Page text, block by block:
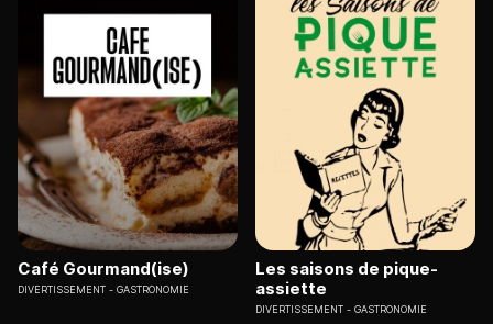
Café Gourmand(ise)
DIVERTISSEMENT GASTRONOMIE
Les saisons de pique-
assiette
DIVERTISSEMENT GASTRONOMIE